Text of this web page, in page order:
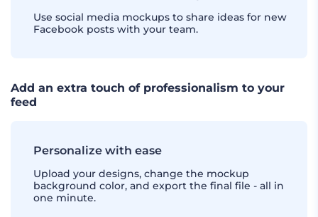
Use social media mockups to share ideas for new
Facebook posts with your team.
Add an extra touch of professionalism to your
feed
Personalize with ease
Upload your designs, change the mockup
background color, and export the final file - all in
one minute.